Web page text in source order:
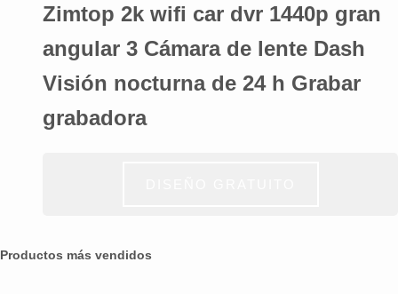
Zimtop 2k wifi car dvr 1440p gran
angular 3 Cámara de lente Dash
Visión nocturna de 24 h Grabar
grabadora
Productos más vendidos